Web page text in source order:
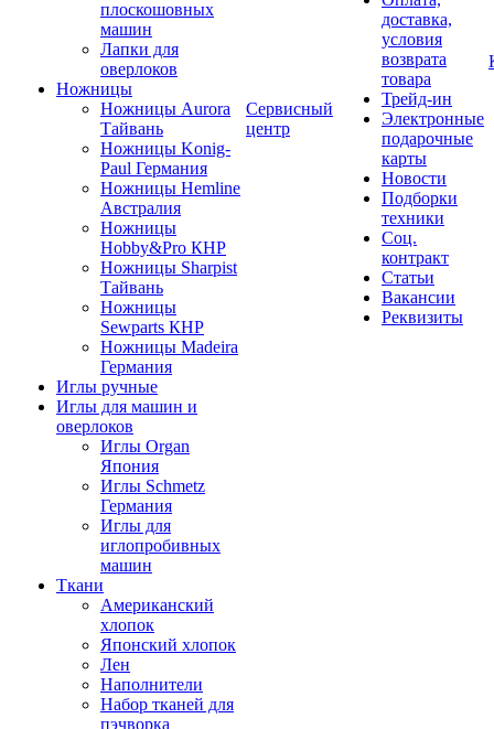
плоскошовных
машин
Лапки для
оверлоков
Ножницы
Ножницы Aurora
Тайвань
Ножницы Konig-
Paul Германия
Ножницы Hemline
Австралия
Ножницы
Hobby&Pro КНР
Ножницы Sharpist
Тайвань
Ножницы
Sewparts КНР
Ножницы Madeira
Германия
Иглы ручные
Иглы для машин и
оверлоков
Иглы Organ
Япония
Иглы Schmetz
Германия
Иглы для
иглопробивных
машин
Ткани
Американский
хлопок
Японский хлопок
Лен
Наполнители
Набор тканей для
пэчворка
Сервисный
центр
доставка,
условия
возврата
товара
Трейд-ин
Электронные
подарочные
карты
Новости
Подборки
техники
Соц.
контракт
Статьи
Вакансии
Реквизиты